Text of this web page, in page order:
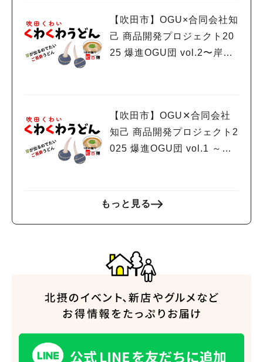
【吹田市】OGU×合同会社知
己 商品開発プロジェクト20
25 爆進OGU団 vol.2〜岸辺
【吹田市】OGU✕合同会社
知己 商品開発プロジェクト2
025 爆進OGU団 vol.1 ～チ
もっと見る
#今週どこいく？ #自然とふれあう#ランチ#カフェ #まとめ